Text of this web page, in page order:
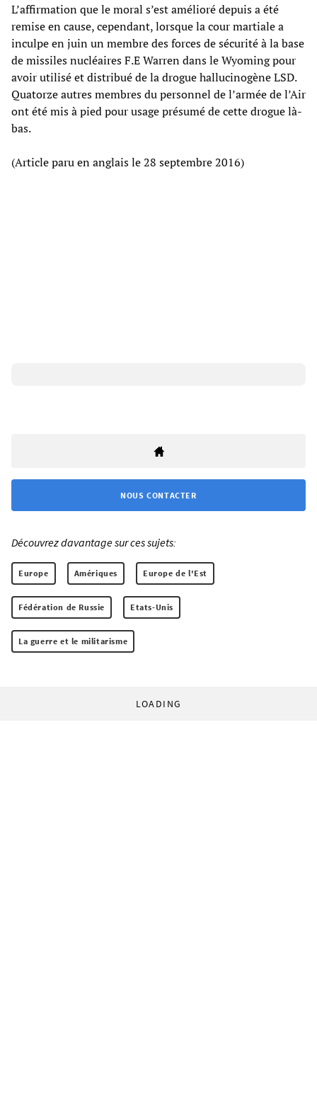
L’affirmation que le moral s’est amélioré depuis a été
remise en cause, cependant, lorsque la cour martiale a
inculpe en juin un membre des forces de sécurité à la base
de missiles nucléaires F.E Warren dans le Wyoming pour
avoir utilisé et distribué de la drogue hallucinogène LSD.
Quatorze autres membres du personnel de l’armée de l’Air
ont été mis à pied pour usage présumé de cette drogue là-
bas.
(Article paru en anglais le 28 septembre 2016)
NOUS CONTACTER
Découvrez davantage sur ces sujets:
Europe Amériques Europe de l'Est
Fédération de Russie Etats-Unis
La guerre et le militarisme
LOADING